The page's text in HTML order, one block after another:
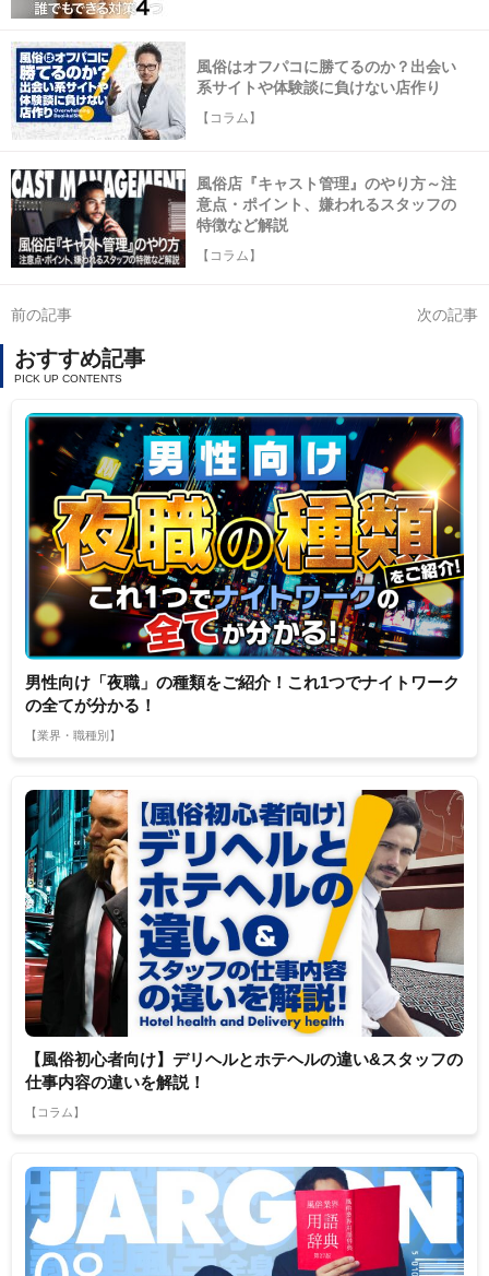
風俗はオフパコに勝てるのか？出会い
系サイトや体験談に負けない店作り
【コラム】
風俗店『キャスト管理』のやり方～注
意点・ポイント、嫌われるスタッフの
特徴など解説
【コラム】
前の記事 次の記事
おすすめ記事
男性向け「夜職」の種類をご紹介！これ1つでナイトワーク
の全てが分かる！
【業界・職種別】
【風俗初心者向け】デリヘルとホテヘルの違い&スタッフの
仕事内容の違いを解説！
【コラム】